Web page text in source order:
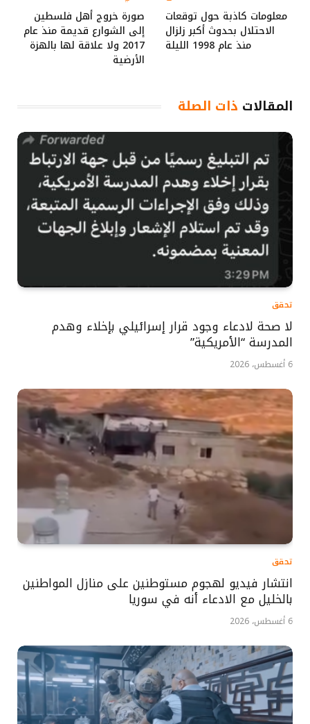
معلومات كاذبة حول توقعات
الاحتلال بحدوث أكبر زلزال
منذ عام 1998 الليلة
صورة خروج أهل فلسطين
إلى الشوارع قديمة منذ عام
2017 ولا علاقة لها بالهزة
الأرضية
المقالات ذات الصلة
تحقق
لا صحة لادعاء وجود قرار إسرائيلي بإخلاء وهدم
المدرسة “الأمريكية”
6 أغسطس، 2026
تحقق
انتشار فيديو لهجوم مستوطنين على منازل المواطنين
بالخليل مع الادعاء أنه في سوريا
6 أغسطس، 2026